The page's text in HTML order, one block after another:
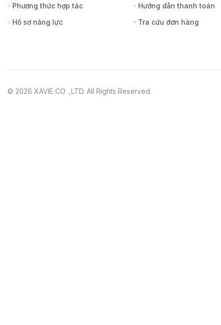
Phương thức hợp tác
Hồ sơ năng lực
Hướng dẫn thanh toán
Tra cứu đơn hàng
© 2026 XAVIE CO .,LTD. All Rights Reserved.